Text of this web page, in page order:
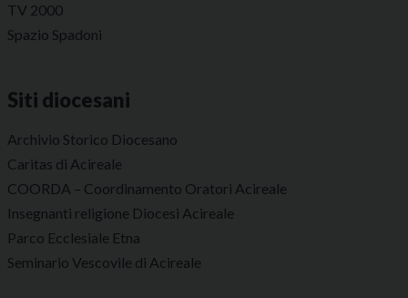
TV 2000
Spazio Spadoni
Siti diocesani
Archivio Storico Diocesano
Caritas di Acireale
COORDA – Coordinamento Oratori Acireale
Insegnanti religione Diocesi Acireale
Parco Ecclesiale Etna
Seminario Vescovile di Acireale